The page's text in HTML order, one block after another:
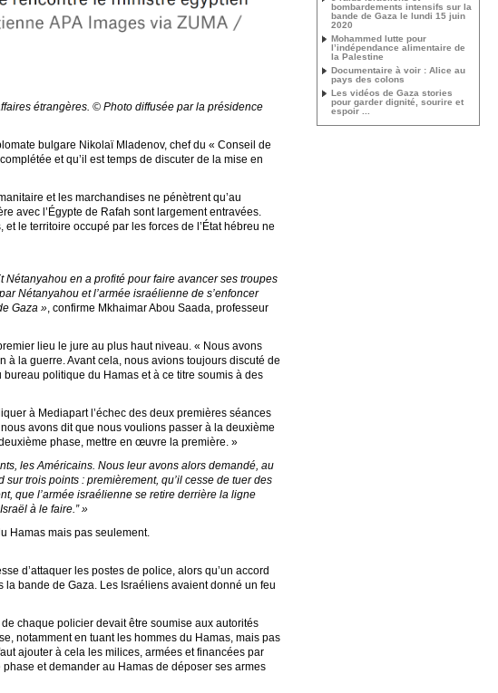
étrangères. © Photo diffusée par la présidence
bulgare Nikolaï Mladenov, chef du « Conseil de
et qu’il est temps de discuter de la mise en
et les marchandises ne pénètrent qu’au
avec l’Égypte de Rafah sont largement entravées.
le territoire occupé par les forces de l’État hébreu ne
Nétanyahou en a profité pour faire avancer ses troupes
Nétanyahou et l’armée israélienne de s’enfoncer
Gaza » , confirme Mkhaimar Abou Saada, professeur
lieu le jure au plus haut niveau. « Nous avons
à la guerre. Avant cela, nous avions toujours discuté de
politique du Hamas et à ce titre soumis à des
à Mediapart l’échec des deux premières séances
avons dit que nous voulions passer à la deuxième
phase, mettre en œuvre la première. »
les Américains. Nous leur avons alors demandé, au
trois points : premièrement, qu’il cesse de tuer des
que l’armée israélienne se retire derrière la ligne
à le faire.” »
Hamas mais pas seulement.
d’attaquer les postes de police, alors qu’un accord
bande de Gaza. Les Israéliens avaient donné un feu
chaque policier devait être soumise aux autorités
notamment en tuant les hommes du Hamas, mais pas
ajouter à cela les milices, armées et financées par
et demander au Hamas de déposer ses armes
bombardements intensifs sur la
bande de Gaza le lundi 15 juin
2020
Mohammed lutte pour
l’indépendance alimentaire de
la Palestine
Documentaire à voir : Alice au
pays des colons
Les vidéos de Gaza stories
pour garder dignité, sourire et
espoir ...